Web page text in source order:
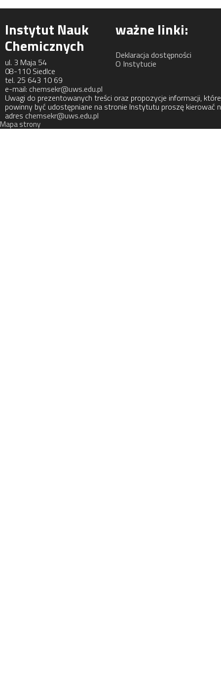
Instytut Nauk
Chemicznych
ul. 3 Maja 54
08-110 Siedlce
tel. 25 643 10 69
e-mail: chemsekr@uws.edu.pl
ważne linki:
Deklaracja dostępności
O Instytucie
Uwagi do prezentowanych treści oraz propozycje informacji, które
powinny być udostępniane na stronie Instytutu proszę kierować
adres chemsekr@uws.edu.pl
Mapa strony